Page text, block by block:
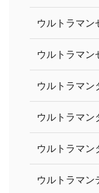
ウルトラマン
ウルトラマン
ウルトラマン
ウルトラマン
ウルトラマン
ウルトラマン